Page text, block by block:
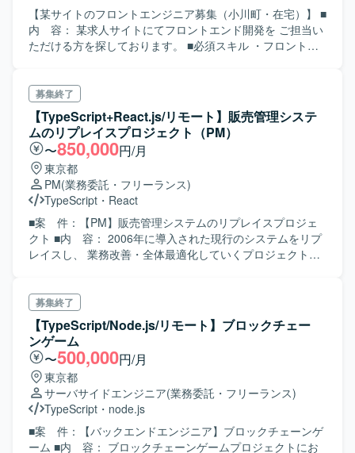
【某サイトのフロントエンジニア募集（小川町・在宅）】 ■
内 容： 某求人サイトにてフロントエンド開発を ご担当い
ただける方を探しております。 ■必須スキル ・フロントエ
開発経験 ・設計書などの資料作成経験 ・コードレビュー経
験
募集終了
【TypeScript+React.js/リモート】販売管理システ
ムのリプレイスプロジェクト（PM）
〜850,000円/月
東京都
PM(業務委託・フリーランス)
TypeScript ・ React
■案 件：【PM】販売管理システムのリプレイスプロジェ
クト ■内 容： 2006年に導入された現行のシステムをリプ
レイスし、 業務改善・全体最適化していくプロジェクトに
ーPMとの橋渡し ・開発ベンダーのコントロール ・申込契
約管理チーム全体のマネジメント
募集終了
【TypeScript/Node.js/リモート】ブロックチェー
ンゲーム
〜500,000円/月
東京都
サーバサイドエンジニア(業務委託・フリーランス)
TypeScript ・ node.js
■案 件：【バックエンドエンジニア】ブロックチェーンゲ
ーム ■内 容： ブロックチェーンゲームプロジェクトにお